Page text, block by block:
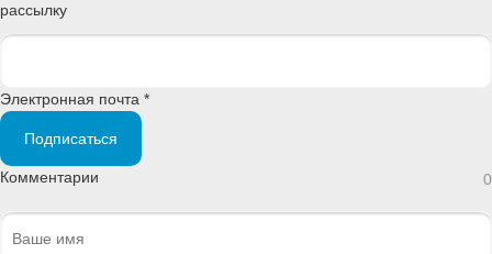
рассылку
Электронная почта *
Подписаться
Комментарии 0